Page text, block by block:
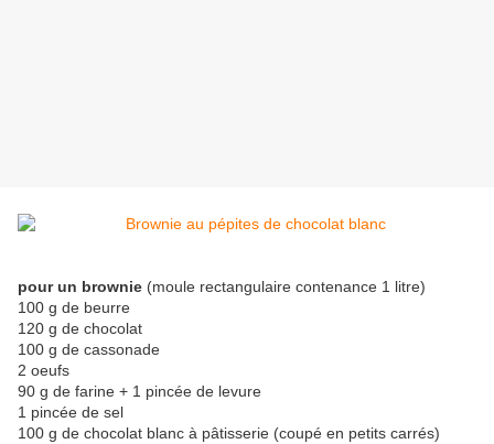
pour un brownie (moule rectangulaire contenance 1 litre)
100 g de beurre
120 g de chocolat
100 g de cassonade
2 oeufs
90 g de farine + 1 pincée de levure
1 pincée de sel
100 g de chocolat blanc à pâtisserie (coupé en petits carrés)